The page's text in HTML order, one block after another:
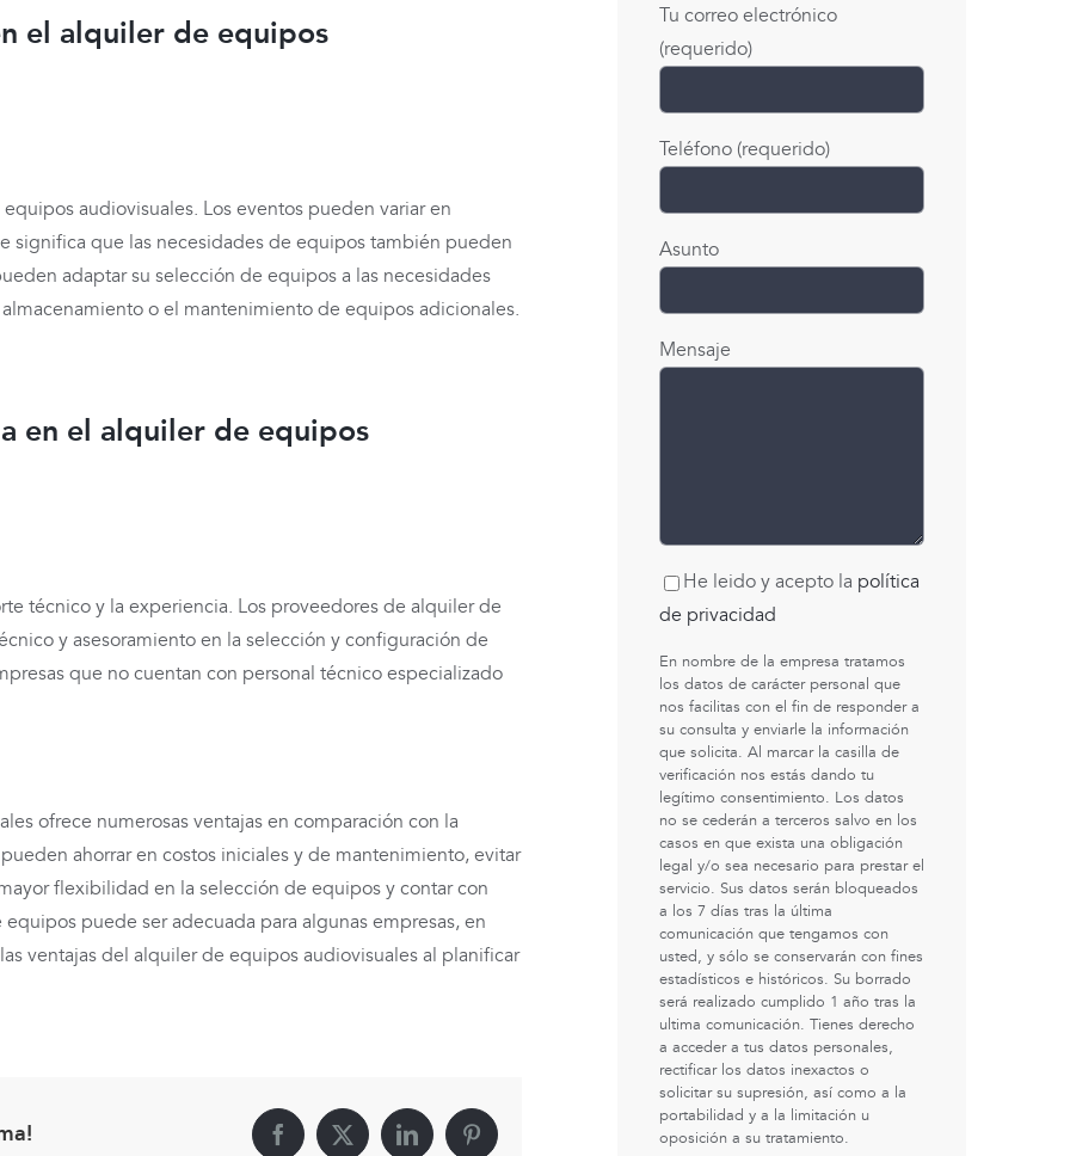
el alquiler de equipos
audiovisuales. Los eventos pueden variar en
significa que las necesidades de equipos también pueden
adaptar su selección de equipos a las necesidades
o el mantenimiento de equipos adicionales.
en el alquiler de equipos
técnico y la experiencia. Los proveedores de alquiler de
y asesoramiento en la selección y configuración de
que no cuentan con personal técnico especializado
ofrece numerosas ventajas en comparación con la
ahorrar en costos iniciales y de mantenimiento, evitar
flexibilidad en la selección de equipos y contar con
puede ser adecuada para algunas empresas, en
ventajas del alquiler de equipos audiovisuales al planificar
Facebook
X LinkedInPinterest
Tu correo electrónico
(requerido)
Teléfono (requerido)
Asunto
Mensaje
He leido y acepto la política
de privacidad
En nombre de la empresa tratamos
los datos de carácter personal que
nos facilitas con el fin de responder a
su consulta y enviarle la información
que solicita. Al marcar la casilla de
verificación nos estás dando tu
legítimo consentimiento. Los datos
no se cederán a terceros salvo en los
casos en que exista una obligación
legal y/o sea necesario para prestar el
servicio. Sus datos serán bloqueados
a los 7 días tras la última
comunicación que tengamos con
usted, y sólo se conservarán con fines
estadísticos e históricos. Su borrado
será realizado cumplido 1 año tras la
ultima comunicación. Tienes derecho
a acceder a tus datos personales,
rectificar los datos inexactos o
solicitar su supresión, así como a la
portabilidad y a la limitación u
oposición a su tratamiento.